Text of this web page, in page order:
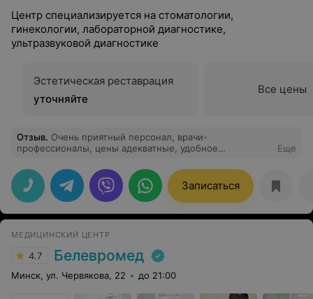
Центр специализируется на стоматологии,
гинекологии, лабораторной диагностике,
ультразвуковой диагностике
Эстетическая реставрация
уточняйте
Все цены
Отзыв. Очень приятный персонал, врачи-
профессионалы, цены адекватные, удобное
Еще
Записаться
МЕДИЦИНСКИЙ ЦЕНТР
4.7 Белевромед
Минск, ул. Червякова, 22 до 21:00